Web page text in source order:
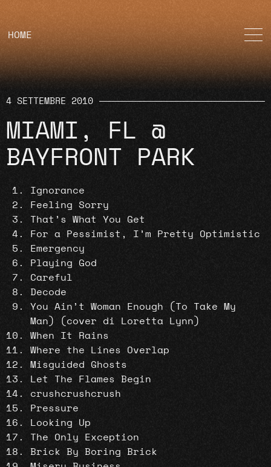
HOME
4 SETTEMBRE 2010
MIAMI, FL @
BAYFRONT PARK
Ignorance
Feeling Sorry
That’s What You Get
For a Pessimist, I’m Pretty Optimistic
Emergency
Playing God
Careful
Decode
You Ain’t Woman Enough (To Take My
Man) (cover di Loretta Lynn)
When It Rains
Where the Lines Overlap
Misguided Ghosts
Let The Flames Begin
crushcrushcrush
Pressure
Looking Up
The Only Exception
Brick By Boring Brick